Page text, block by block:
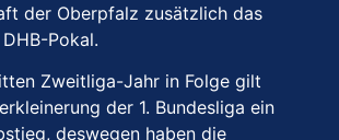
der Oberpfalz zusätzlich das
Pokal.
Zweitliga-Jahr in Folge gilt
der 1. Bundesliga ein
deswegen haben die